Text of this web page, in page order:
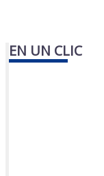
EN UN CLIC